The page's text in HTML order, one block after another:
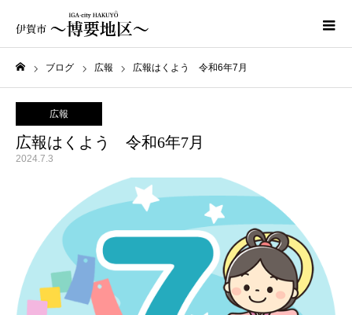
ブログ 広報 広報はくよう 令和6年7月
広報
広報はくよう 令和6年7月
2024.7.3